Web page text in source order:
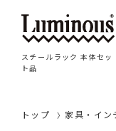
スチールラック 本体セッ
ト品
トップ 家具・イン